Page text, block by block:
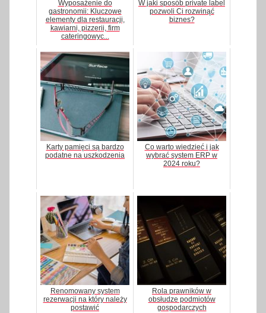
Wyposażenie do
gastronomii: Kluczowe
elementy dla restauracji,
kawiarni, pizzerii, firm
cateringowyc...
W jaki sposób private label
pozwoli Ci rozwinąć
biznes?
Karty pamięci są bardzo
podatne na uszkodzenia
Co warto wiedzieć i jak
wybrać system ERP w
2024 roku?
Renomowany system
rezerwacji na który należy
postawić
Rola prawników w
obsłudze podmiotów
gospodarczych